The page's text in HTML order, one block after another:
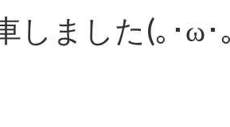
しました(｡･ω･